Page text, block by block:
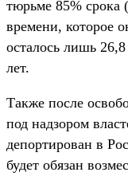
тюрьме 85% срока
времени, которое
осталось лишь
лет.
Также после
под надзором
депортирован в
будет обязан